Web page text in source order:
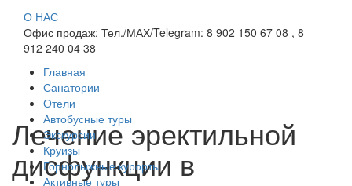
О НАС
Офис продаж: Тел./МАХ/Telegram: 8 902 150 67 08 , 8
912 240 04 38
Главная
Санатории
Отели
Автобусные туры
Экскурсии
Круизы
Горнолыжные курорты
Активные туры
Лечение эректильной
дисфункции в